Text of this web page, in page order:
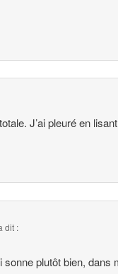
J’ai pleuré en
dit :
plutôt bien, dans